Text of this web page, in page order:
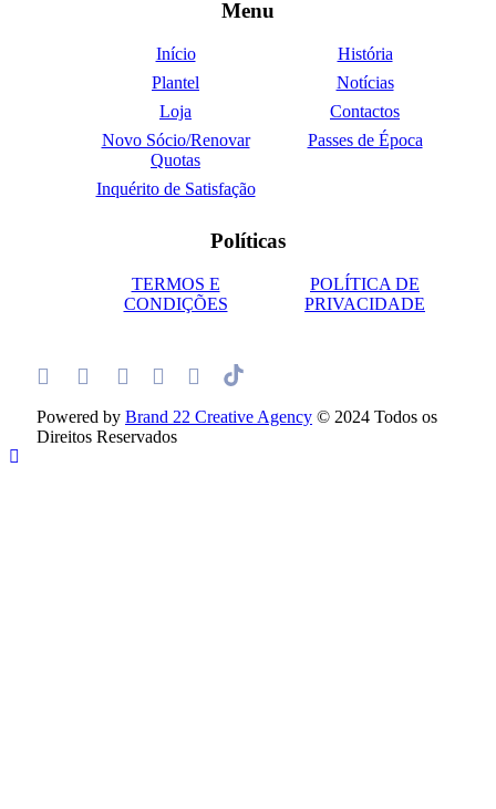
Menu
Início
História
Plantel
Notícias
Loja
Contactos
Novo Sócio/Renovar
Quotas
Passes de Época
Inquérito de Satisfação
Políticas
TERMOS E
CONDIÇÕES
POLÍTICA DE
PRIVACIDADE
Powered by Brand 22 Creative Agency © 2024 Todos os
Direitos Reservados